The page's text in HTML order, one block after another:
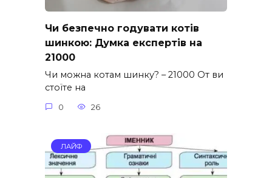
Чи безпечно годувати котів
шинкою: Думка експертів на
21000
Чи можна котам шинку? – 21000 От ви
стоїте на
0 26
ЛАЙФ